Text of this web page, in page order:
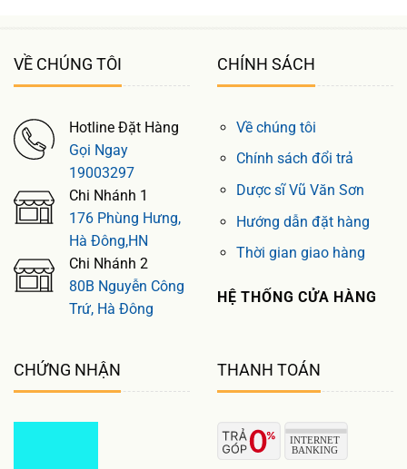
VỀ CHÚNG TÔI
Hotline Đặt Hàng
Gọi Ngay
19003297
Chi Nhánh 1
176 Phùng Hưng,
Hà Đông,HN
Chi Nhánh 2
80B Nguyễn Công
Trứ, Hà Đông
CHÍNH SÁCH
Về chúng tôi
Chính sách đổi trả
Dược sĩ Vũ Văn Sơn
Hướng dẫn đặt hàng
Thời gian giao hàng
HỆ THỐNG CỬA HÀNG
CHỨNG NHẬN THANH TOÁN